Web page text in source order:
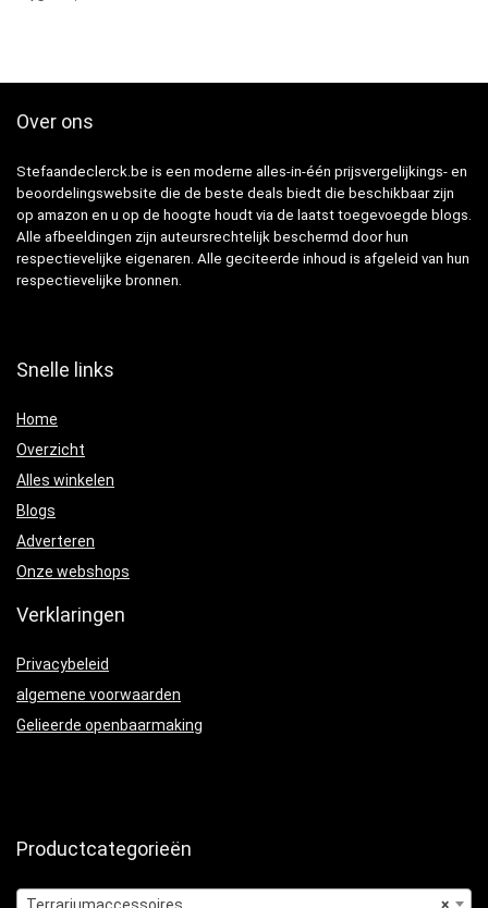
Over ons
Stefaandeclerck.be is een moderne alles-in-één prijsvergelijkings- en
beoordelingswebsite die de beste deals biedt die beschikbaar zijn
op amazon en u op de hoogte houdt via de laatst toegevoegde blogs.
Alle afbeeldingen zijn auteursrechtelijk beschermd door hun
respectievelijke eigenaren. Alle geciteerde inhoud is afgeleid van hun
respectievelijke bronnen.
Snelle links
Home
Overzicht
Alles winkelen
Blogs
Adverteren
Onze webshops
Verklaringen
Privacybeleid
algemene voorwaarden
Gelieerde openbaarmaking
Productcategorieën